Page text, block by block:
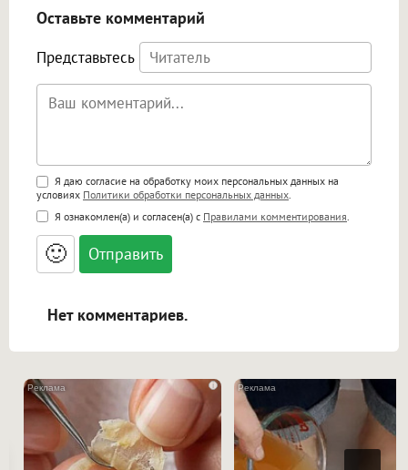
Оставьте комментарий
Представьтесь
Поддержка HTML
<b>, <strong>, <u>, <i>, <em>, <s>, <big>,
<small>, <sup>, <sub>, <pre>, <ul>, <ol>, <li>,
<blockquote>, <code> экранирует HTML,
адреса URL автоматически становятся
ссылками, и [img]адрес[/img] будет
Я даю согласие на обработку моих персональных данных на
условиях Политики обработки персональных данных
Я ознакомлен(а) и согласен(а) с Правилами комментирования
🙂
Нет комментариев.
i